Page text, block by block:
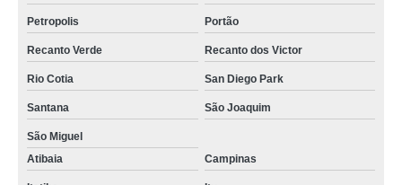
piso em madeira em Ferraz de Vasconcelos
piso de madeira de demolição preço na São Joaquim
piso em madeira para escada na Lavapés
Petropolis Portão
Recanto Verde Recanto dos Victor
Rio Cotia San Diego Park
Santana São Joaquim
São Miguel
Atibaia
Campinas